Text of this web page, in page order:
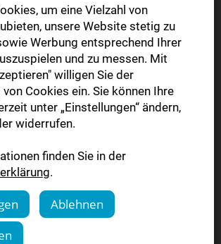
*
um eine Vielzahl von
unsere Website stetig zu
Werbung entsprechend Ihrer
und zu messen. Mit
willigen Sie der
Cookies ein. Sie können Ihre
unter „Einstellungen“ ändern,
widerrufen.
finden Sie in der
.
Ablehnen